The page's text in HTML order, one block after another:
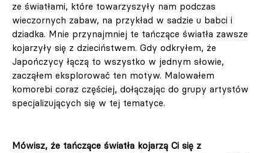
ze światłami, które towarzyszyły nam podczas
wieczornych zabaw, na przykład w sadzie u babci i
dziadka. Mnie przynajmniej te tańczące światła zawsze
kojarzyły się z dzieciństwem. Gdy odkryłem, że
Japończycy łączą to wszystko w jednym słowie,
zacząłem eksplorować ten motyw. Malowałem
komorebi coraz częściej, dołączając do grupy artystów
specjalizujących się w tej tematyce.
Mówisz, że tańczące światła kojarzą Ci się z